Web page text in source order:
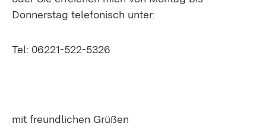
Donnerstag telefonisch unter:
Tel: 06221-522-5326
mit freundlichen Grüßen